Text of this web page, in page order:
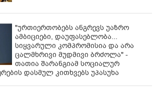
"ურთიერთობებს ანგრევს უაზრო
ამბიციები, დაუფასებლობა...
სიყვარული კომპრომისია და არა
ცალმხრივი მუდმივი ბრძოლა" -
თათია შარანგიამ სოციალურ
დასმულ კითხვებს უპასუხა